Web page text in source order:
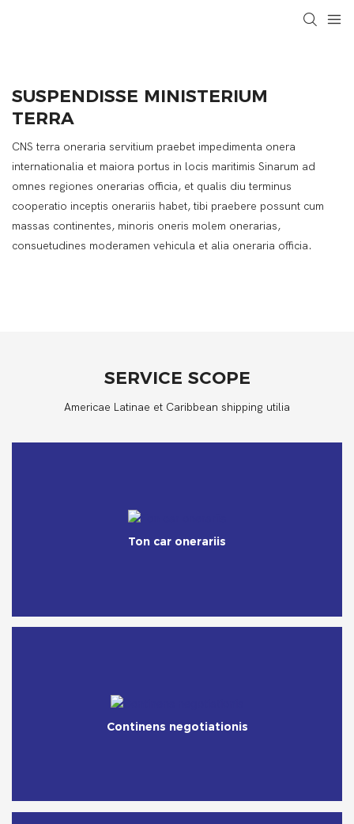
SUSPENDISSE MINISTERIUM
TERRA
CNS terra oneraria servitium praebet impedimenta onera
internationalia et maiora portus in locis maritimis Sinarum ad
omnes regiones onerarias officia, et qualis diu terminus
cooperatio inceptis onerariis habet, tibi praebere possunt cum
massas continentes, minoris oneris molem onerarias,
consuetudines moderamen vehicula et alia oneraria officia.
SERVICE SCOPE
Americae Latinae et Caribbean shipping utilia
Ton car onerariis
Continens negotiationis